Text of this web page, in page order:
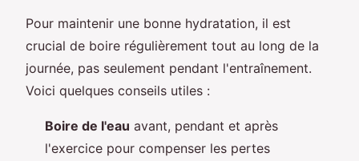
Pour maintenir une bonne hydratation, il est
crucial de boire régulièrement tout au long de la
journée, pas seulement pendant l'entraînement.
Voici quelques conseils utiles :
Boire de l'eau avant, pendant et après
l'exercice pour compenser les pertes